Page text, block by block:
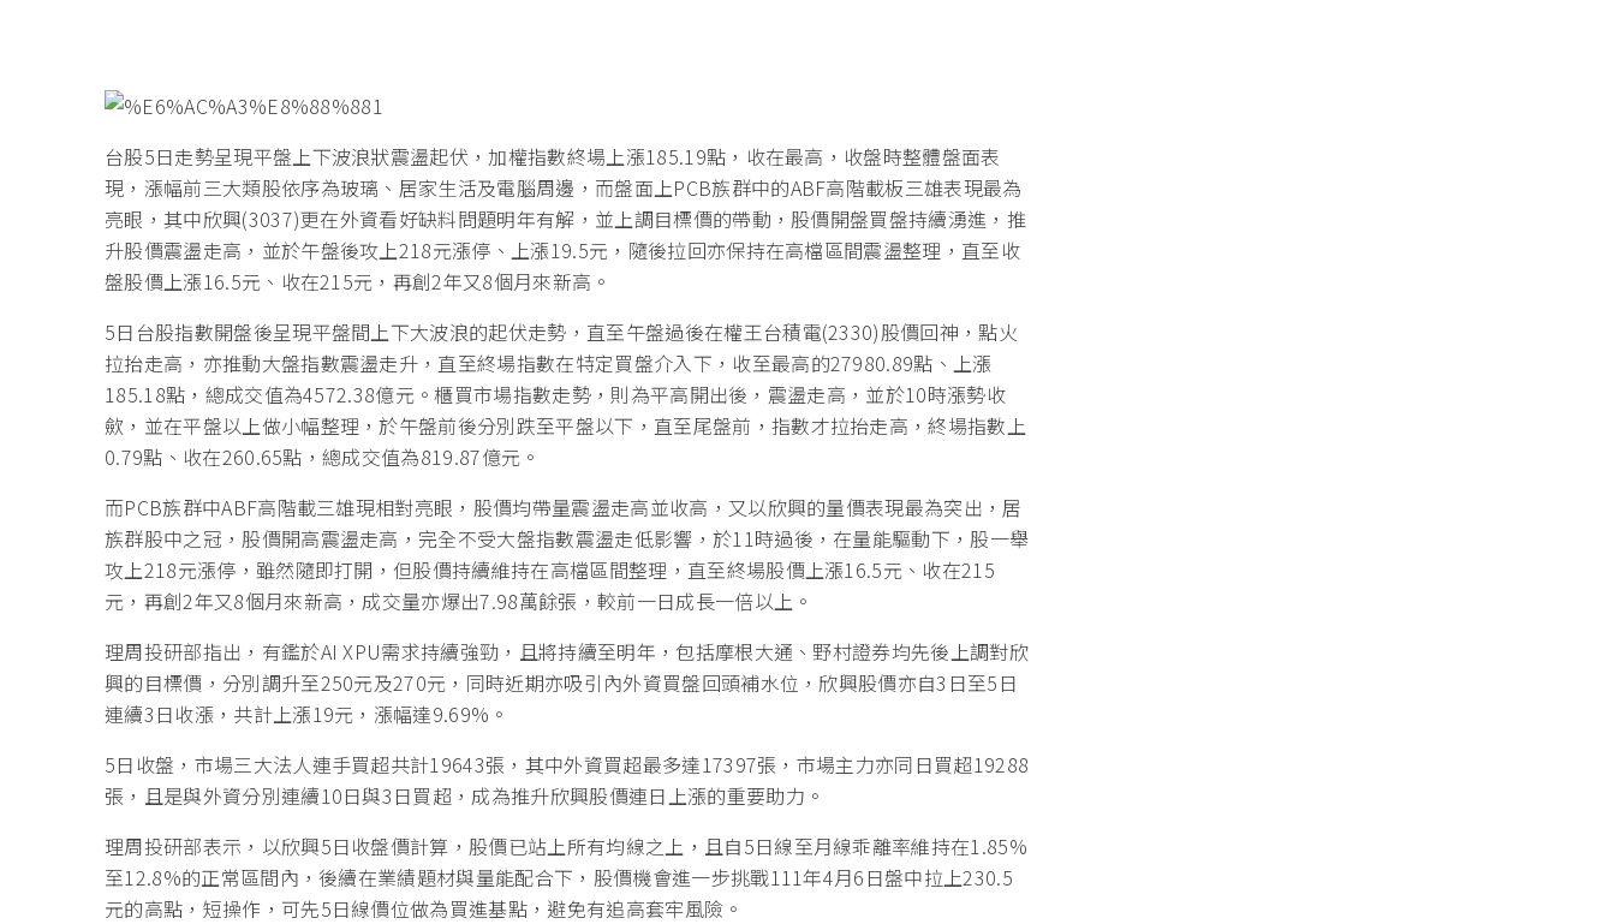
台股5日走勢呈現平盤上下波浪狀震盪起伏，加權指數終場上漲185.19點，收在最高，收盤時整體盤面表
現，漲幅前三大類股依序為玻璃、居家生活及電腦周邊，而盤面上PCB族群中的ABF高階載板三雄表現最為
亮眼，其中欣興(3037)更在外資看好缺料問題明年有解，並上調目標價的帶動，股價開盤買盤持續湧進，推
升股價震盪走高，並於午盤後攻上218元漲停、上漲19.5元，隨後拉回亦保持在高檔區間震盪整理，直至收
盤股價上漲16.5元、收在215元，再創2年又8個月來新高。
5日台股指數開盤後呈現平盤間上下大波浪的起伏走勢，直至午盤過後在權王台積電(2330)股價回神，點火
拉抬走高，亦推動大盤指數震盪走升，直至終場指數在特定買盤介入下，收至最高的27980.89點、上漲
185.18點，總成交值為4572.38億元。櫃買市場指數走勢，則為平高開出後，震盪走高，並於10時漲勢收
歛，並在平盤以上做小幅整理，於午盤前後分別跌至平盤以下，直至尾盤前，指數才拉抬走高，終場指數上
0.79點、收在260.65點，總成交值為819.87億元。
而PCB族群中ABF高階載三雄現相對亮眼，股價均帶量震盪走高並收高，又以欣興的量價表現最為突出，居
族群股中之冠，股價開高震盪走高，完全不受大盤指數震盪走低影響，於11時過後，在量能驅動下，股一舉
攻上218元漲停，雖然隨即打開，但股價持續維持在高檔區間整理，直至終場股價上漲16.5元、收在215
元，再創2年又8個月來新高，成交量亦爆出7.98萬餘張，較前一日成長一倍以上。
理周投研部指出，有鑑於AI XPU需求持續強勁，且將持續至明年，包括摩根大通、野村證券均先後上調對欣
興的目標價，分別調升至250元及270元，同時近期亦吸引內外資買盤回頭補水位，欣興股價亦自3日至5日
連續3日收漲，共計上漲19元，漲幅達9.69%。
5日收盤，市場三大法人連手買超共計19643張，其中外資買超最多達17397張，市場主力亦同日買超19288
張，且是與外資分別連續10日與3日買超，成為推升欣興股價連日上漲的重要助力。
理周投研部表示，以欣興5日收盤價計算，股價已站上所有均線之上，且自5日線至月線乖離率維持在1.85%
至12.8%的正常區間內，後續在業績題材與量能配合下，股價機會進一步挑戰111年4月6日盤中拉上230.5
元的高點，短操作，可先5日線價位做為買進基點，避免有追高套牢風險。